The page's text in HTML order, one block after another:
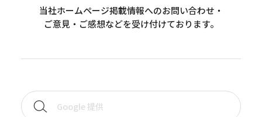
当社ホームページ掲載情報へのお問い合わせ・
ご意見・ご感想などを受け付けております。